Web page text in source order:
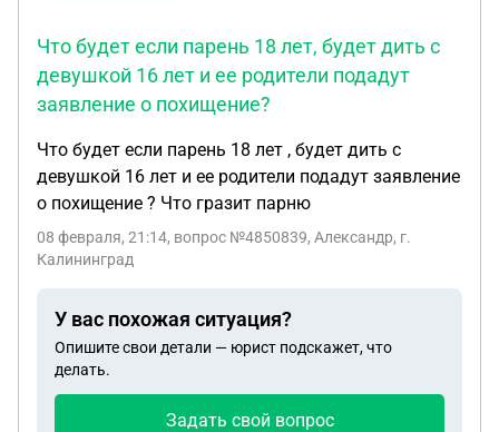
Что будет если парень 18 лет, будет дить с
девушкой 16 лет и ее родители подадут
заявление о похищение?
Что будет если парень 18 лет , будет дить с
девушкой 16 лет и ее родители подадут заявление
о похищение ? Что гразит парню
08 февраля, 21:14, вопрос №4850839, Александр, г.
Калининград
У вас похожая ситуация?
Опишите свои детали — юрист подскажет, что
делать.
Задать свой вопрос